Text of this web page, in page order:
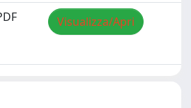
Visualizza/Apri